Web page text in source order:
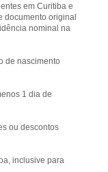
em Curitiba e
documento original
nominal na
de nascimento
1 dia de
ou descontos
inclusive para